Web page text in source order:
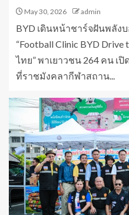
May 30, 2026 admin
BYD เดินหน้าชาร์จฝันพลัง
“Football Clinic BYD
ไทย” พาเยาวชน 264 คน
ที่ราชมังคลากีฬาสถาน...